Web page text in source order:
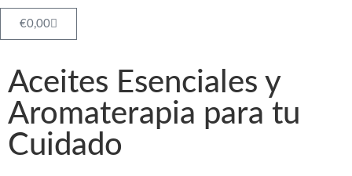
€0,00
Aceites Esenciales y
Aromaterapia para tu
Cuidado